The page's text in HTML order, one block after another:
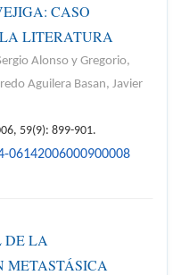
CASO
LITERATURA
Alonso y Gregorio,
Aguilera Basan, Javier
59(9): 899-901.
06142006000900008
DE LA
METASTÁSICA